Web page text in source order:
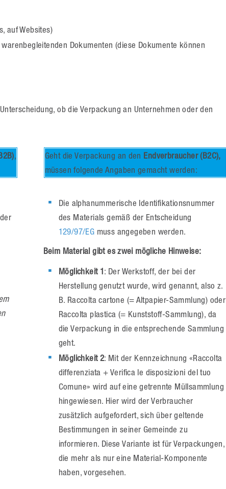
auf Websites)
Dokumenten (diese Dokumente können
ob die Verpackung an Unternehmen oder den
,
Geht die Verpackung an den Endverbraucher (B2C),
müssen folgende Angaben gemacht werden:
Die alphanummerische Identifikationsnummer
des Materials gemäß der Entscheidung
129/97/EG muss angegeben werden.
Beim Material gibt es zwei mögliche Hinweise:
Möglichkeit 1: Der Werkstoff, der bei der
Herstellung genutzt wurde, wird genannt, also z.
B. Raccolta cartone (= Altpapier-Sammlung) oder
Raccolta plastica (= Kunststoff-Sammlung), da
die Verpackung in die entsprechende Sammlung
geht.
Möglichkeit 2: Mit der Kennzeichnung «Raccolta
differenziata + Verifica le disposizioni del tuo
Comune» wird auf eine getrennte Müllsammlung
hingewiesen. Hier wird der Verbraucher
zusätzlich aufgefordert, sich über geltende
Bestimmungen in seiner Gemeinde zu
informieren. Diese Variante ist für Verpackungen,
die mehr als nur eine Material-Komponente
haben, vorgesehen.